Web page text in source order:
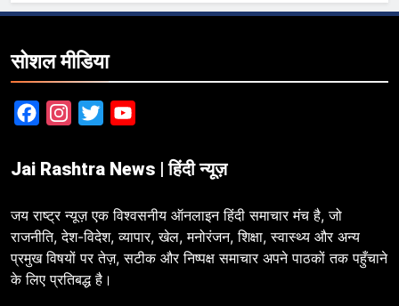
सोशल मीडिया
FacebookInstagram
Twitter
Jai Rashtra News | हिंदी न्यूज़
जय राष्ट्र न्यूज़ एक विश्वसनीय ऑनलाइन हिंदी समाचार मंच है, जो
राजनीति, देश-विदेश, व्यापार, खेल, मनोरंजन, शिक्षा, स्वास्थ्य और अन्य
प्रमुख विषयों पर तेज़, सटीक और निष्पक्ष समाचार अपने पाठकों तक पहुँचाने
के लिए प्रतिबद्ध है।